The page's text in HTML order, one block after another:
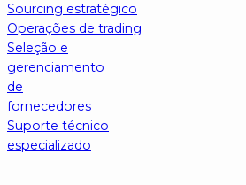
Sourcing estratégico
Operações de trading
Seleção e
gerenciamento
de
fornecedores
Suporte técnico
especializado